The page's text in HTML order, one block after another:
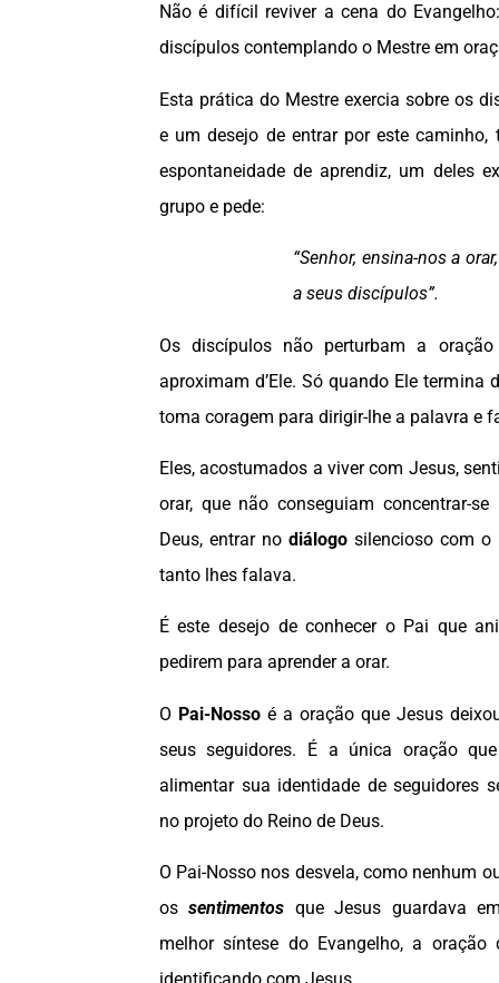
Não é difícil reviver a cena do
discípulos contemplando o Mestre em
Esta prática do Mestre exercia sobre os
e um desejo de entrar por este caminho,
espontaneidade de aprendiz, um deles
grupo e pede:
“Senhor, ensina-nos a
a seus discípulos”.
Os discípulos não perturbam a
aproximam d’Ele. Só quando Ele termina
toma coragem para dirigir-lhe a palavra e
Eles, acostumados a viver com Jesus,
orar, que não conseguiam concentrar-
Deus, entrar no diálogosilencioso com o
tanto lhes falava.
É este desejo de conhecer o Pai que
pedirem para aprender a orar.
O Pai-Nossoé a oração que Jesus
seus seguidores. É a única oração
alimentar sua identidade de seguidores
no projeto do Reino de Deus.
O Pai-Nosso nos desvela, como nenhum
ossentimentos que Jesus guardava
melhor síntese do Evangelho, a